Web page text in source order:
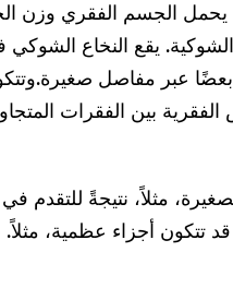
الجسم الفقري وزن
يقع النخاع الشوكي
بعضًا عبر مفاصل صغيرة.
بين الفقرات
مثلاً، نتيجةً للتقدم
تتكون أجزاء عظمية، مثلاً.